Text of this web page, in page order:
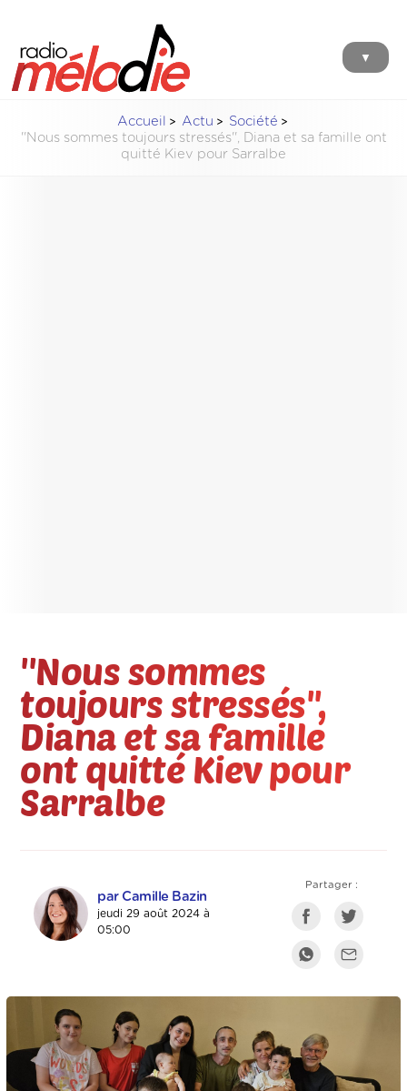
▼
Accueil Actu
Société
''Nous sommes toujours stressés'', Diana et sa famille ont
quitté Kiev pour Sarralbe
''Nous sommes
toujours stressés'',
Diana et sa famille
ont quitté Kiev pour
Sarralbe
par Camille Bazin
jeudi 29 août 2024 à
05:00
Partager :